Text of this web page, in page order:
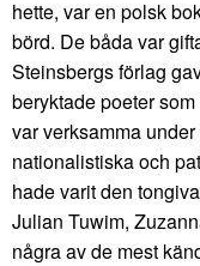
hette, var en polsk
börd. De båda var
Steinsbergs förlag
beryktade poeter
var verksamma
nationalistiska och
hade varit den
Julian Tuwim,
några av de mest